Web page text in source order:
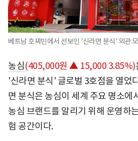
베트남 호찌민에서 선보인 '신라면 분식' 외관
농심(405,000원 ▲ 15,000 3.85%)
'신라면 분식' 글로벌 3호점을 열었
면 분식은 농심이 세계 주요 명소에
농심 브랜드를 알리기 위해 운영하
험 공간이다.